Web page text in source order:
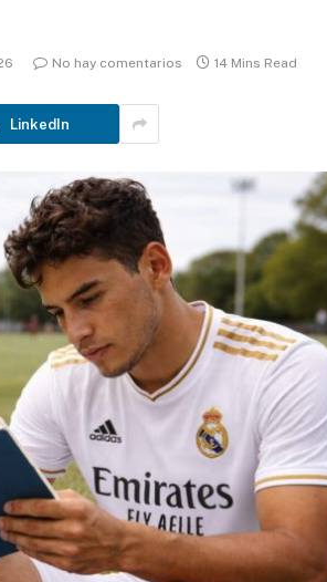
No hay comentarios 14 Mins Read
LinkedIn